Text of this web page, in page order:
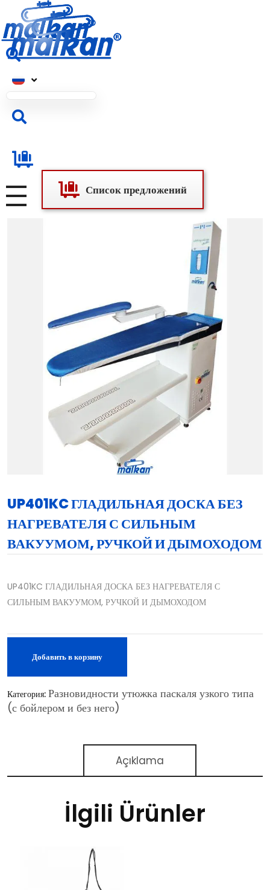
Малкан; с 1971 года
Гладильные и пресс-машины
Список предложений
UP401KC ГЛАДИЛЬНАЯ ДОСКА БЕЗ
НАГРЕВАТЕЛЯ С СИЛЬНЫМ
ВАКУУМОМ, РУЧКОЙ И ДЫМОХОДОМ
UP401KC ГЛАДИЛЬНАЯ ДОСКА БЕЗ НАГРЕВАТЕЛЯ С
СИЛЬНЫМ ВАКУУМОМ, РУЧКОЙ И ДЫМОХОДОМ
Добавить в корзину
Категория: Разновидности утюжка паскаля узкого типа
(с бойлером и без него)
Açıklama
İlgili Ürünler